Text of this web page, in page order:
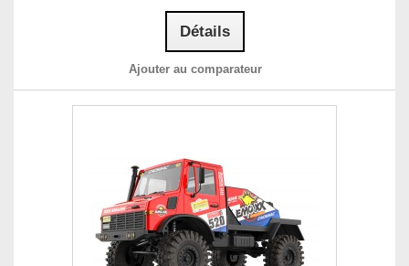
Détails
Ajouter au comparateur